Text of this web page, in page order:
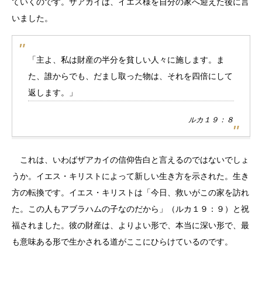
いました。
「主よ、私は財産の半分を貧しい人々に施します。ま
た、誰からでも、だまし取った物は、それを四倍にして
返します。」
ルカ１９：８
これは、いわばザアカイの信仰告白と言えるのではないでしょ
うか。イエス・キリストによって新しい生き方を示された。生き
方の転換です。イエス・キリストは「今日、救いがこの家を訪れ
た。この人もアブラハムの子なのだから」（ルカ１９：９）と祝
福されました。彼の財産は、よりよい形で、本当に深い形で、最
も意味ある形で生かされる道がここにひらけているのです。